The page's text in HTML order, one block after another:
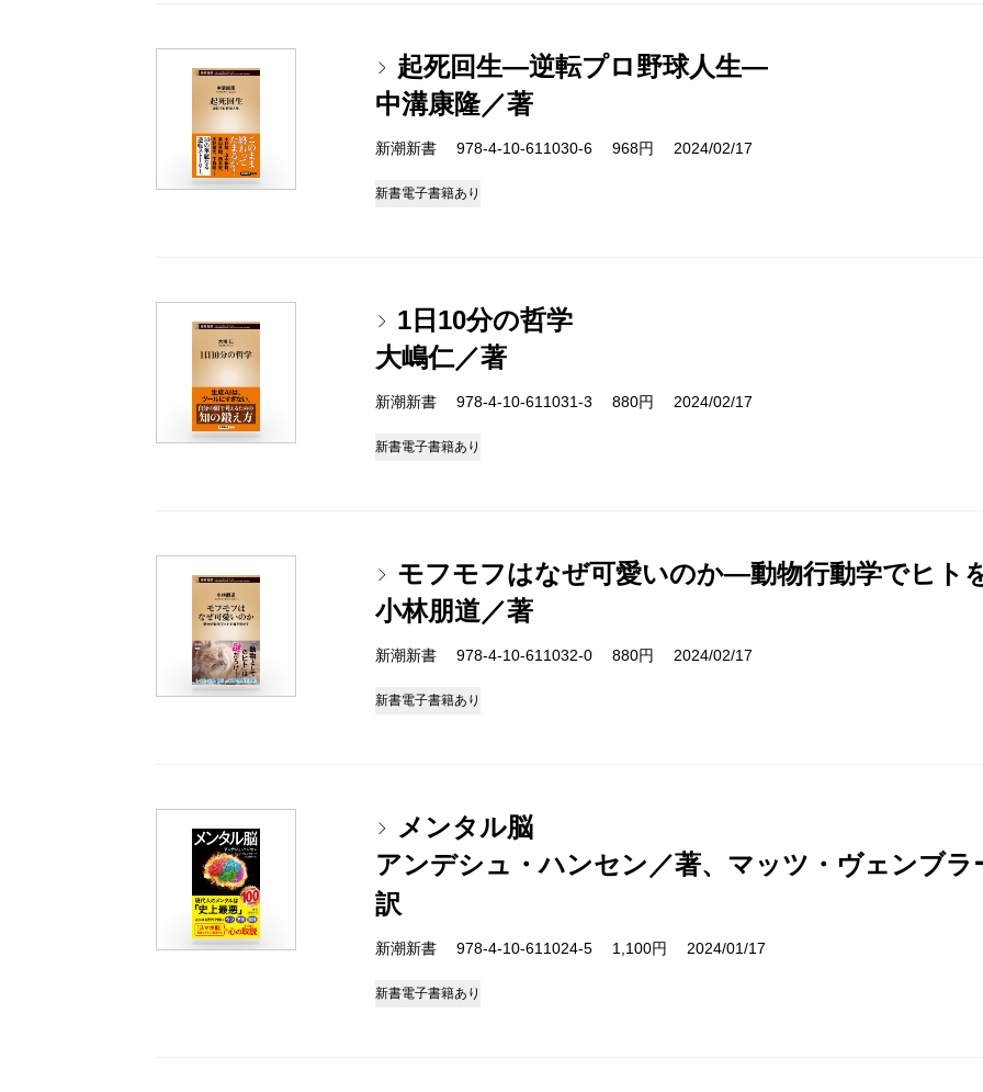
起死回生―逆転プロ野球人生―
中溝康隆／著
新潮新書 978-4-10-611030-6 968円 2024/02/17
新書電子書籍あり
1日10分の哲学
大嶋仁／著
新潮新書 978-4-10-611031-3 880円 2024/02/17
新書電子書籍あり
モフモフはなぜ可愛いのか―動物行動学でヒト
小林朋道／著
新潮新書 978-4-10-611032-0 880円 2024/02/17
新書電子書籍あり
メンタル脳
アンデシュ・ハンセン／著、マッツ・ヴェンブラ
訳
新潮新書 978-4-10-611024-5 1,100円 2024/01/17
新書電子書籍あり